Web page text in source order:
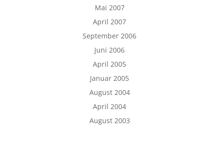
Mai 2007
April 2007
September 2006
Juni 2006
April 2005
Januar 2005
August 2004
April 2004
August 2003